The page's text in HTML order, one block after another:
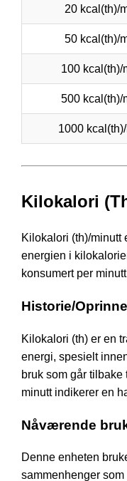
20 kcal(th)/
50 kcal(th)/
100 kcal(th)/
500 kcal(th)/
1000
Kilokalori
Kilokalori (th)/minutt
energien i
konsumert per
Historie/
Kilokalori (th) er en
energi, spesielt
bruk som går
minutt indikerer en
Nåværende
Denne enheten
sammenhenger